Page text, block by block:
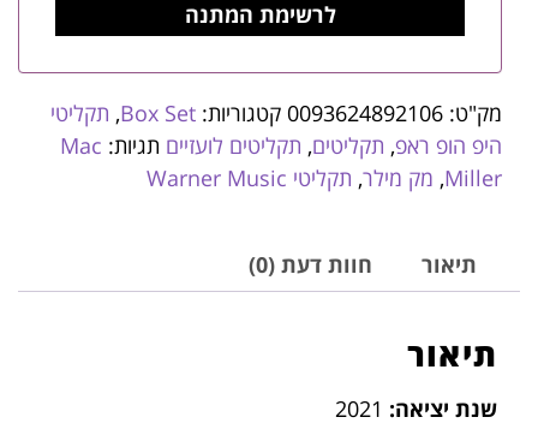
מק"ט: 0093624892106 קטגוריות: Box Set
, תקליטי
היפ הופ ראפ, תקליטים, תקליטים לועזיים תגיות: Mac
Miller
, מק מילר, תקליטי Warner Music
תיאור חוות דעת (0)
תיאור
שנת יציאה: